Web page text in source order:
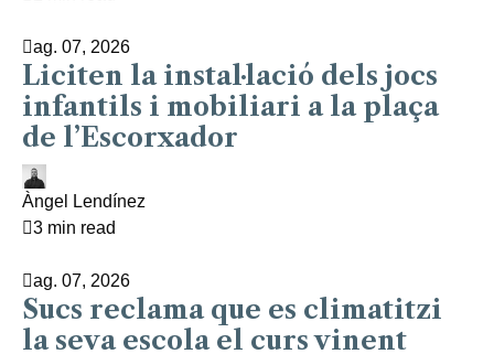
ag. 07, 2026
Liciten la instal·lació dels jocs
infantils i mobiliari a la plaça
de l’Escorxador
Àngel Lendínez
3 min read
ag. 07, 2026
Sucs reclama que es climatitzi
la seva escola el curs vinent